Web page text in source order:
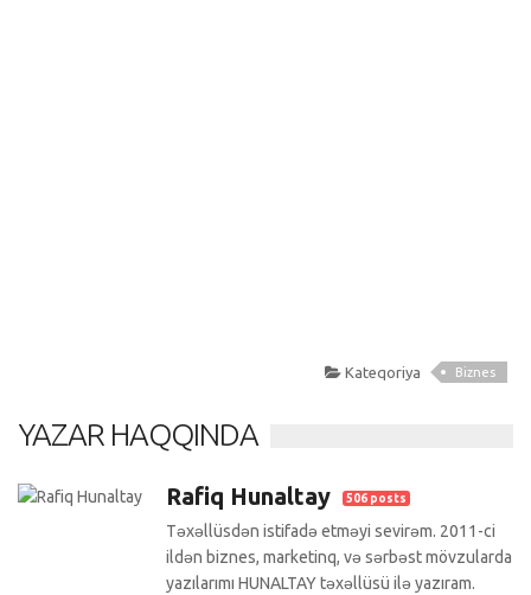
Kateqoriya Biznes
YAZAR HAQQINDA
Rafiq Hunaltay 506 posts
Təxəllüsdən istifadə etməyi sevirəm. 2011-ci
ildən biznes, marketinq, və sərbəst mövzularda
yazılarımı HUNALTAY təxəllüsü ilə yazıram.